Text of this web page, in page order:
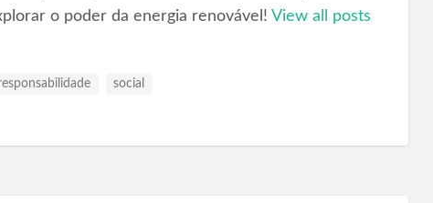
o poder da energia renovável! View all posts
social